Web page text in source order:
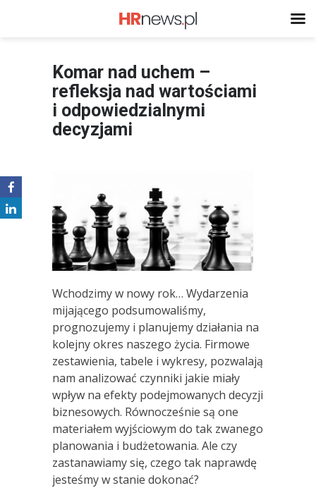
Komar nad uchem –
refleksja nad wartościami
i odpowiedzialnymi
decyzjami
Wchodzimy w nowy rok… Wydarzenia
mijającego podsumowaliśmy,
prognozujemy i planujemy działania na
kolejny okres naszego życia. Firmowe
zestawienia, tabele i wykresy, pozwalają
nam analizować czynniki jakie miały
wpływ na efekty podejmowanych decyzji
biznesowych. Równocześnie są one
materiałem wyjściowym do tak zwanego
planowania i budżetowania. Ale czy
zastanawiamy się, czego tak naprawdę
jesteśmy w stanie dokonać?